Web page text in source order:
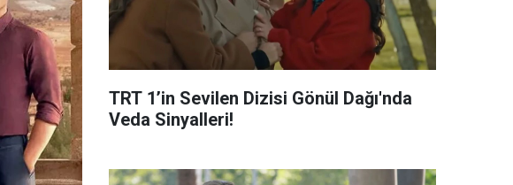
TRT 1’in Sevilen Dizisi Gönül Dağı'nda
Veda Sinyalleri!